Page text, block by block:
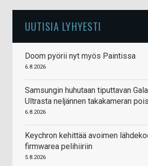
UUTISIA LYHYESTI
Doom pyörii nyt myös Paintissa
6.8.2026
Samsungin huhutaan tiputtavan
Ultrasta neljännen takakameran pois
6.8.2026
Keychron kehittää avoimen
firmwarea pelihiiriin
5.8.2026